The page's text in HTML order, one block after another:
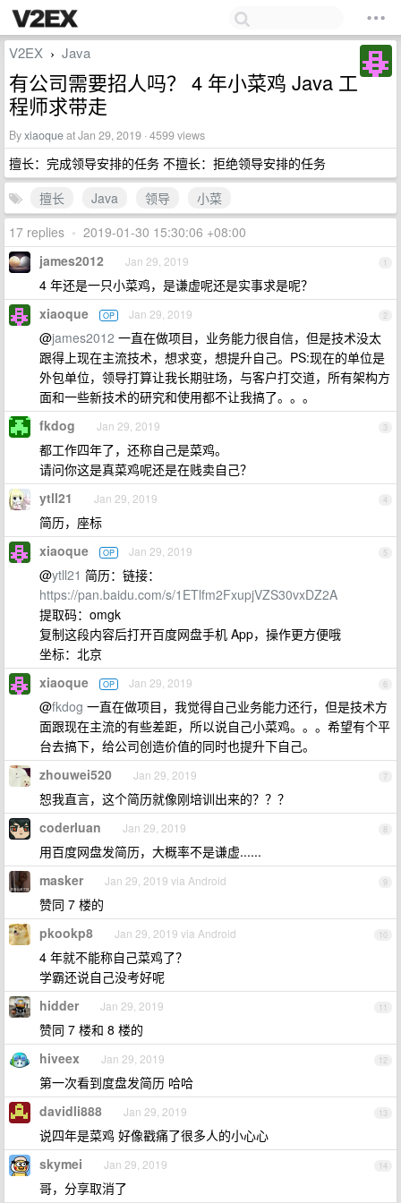
V2EX › Java
有公司需要招人吗？ 4 年小菜鸡 Java 工
程师求带走
Byxiaoqueat Jan 29, 2019 · 4599 views
擅长：完成领导安排的任务 不擅长：拒绝领导安排的任务
擅长
Java 领导
小菜
17 replies • 2019-01-30 15:30:06 +08:00
1
james2012 Jan 29, 2019
4 年还是一只小菜鸡，是谦虚呢还是实事求是呢？
2
xiaoque OP Jan 29, 2019
@james2012 一直在做项目，业务能力很自信，但是技术没太
跟得上现在主流技术，想求变，想提升自己。PS:现在的单位是
外包单位，领导打算让我长期驻场，与客户打交道，所有架构方
面和一些新技术的研究和使用都不让我搞了。。。
3
fkdog Jan 29, 2019
都工作四年了，还称自己是菜鸡。
请问你这是真菜鸡呢还是在贱卖自己？
4
ytll21 Jan 29, 2019
简历，座标
5
xiaoque OP Jan 29, 2019
@ytll21 简历：链接：
https://pan.baidu.com/s/1ETlfm2FxupjVZS30vxDZ2A
提取码：omgk
复制这段内容后打开百度网盘手机 App，操作更方便哦
坐标：北京
6
xiaoque OP Jan 29, 2019
@fkdog 一直在做项目，我觉得自己业务能力还行，但是技术方
面跟现在主流的有些差距，所以说自己小菜鸡。。。希望有个平
台去搞下，给公司创造价值的同时也提升下自己。
7
zhouwei520 Jan 29, 2019
恕我直言，这个简历就像刚培训出来的？？？
8
coderluan Jan 29, 2019
用百度网盘发简历，大概率不是谦虚......
9
masker Jan 29, 2019 via Android
赞同 7 楼的
10
pkookp8 Jan 29, 2019 via Android
4 年就不能称自己菜鸡了？
学霸还说自己没考好呢
11
hidder Jan 29, 2019
赞同 7 楼和 8 楼的
12
hiveex Jan 29, 2019
第一次看到度盘发简历 哈哈
13
davidli888 Jan 29, 2019
说四年是菜鸡 好像戳痛了很多人的小心心
14
skymei Jan 29, 2019
哥，分享取消了